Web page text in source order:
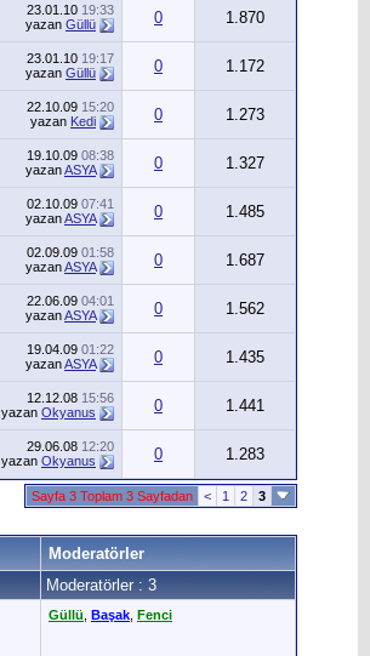
23.01.10 19:33
yazan Güllü 0 1.870
23.01.10 19:17
yazan Güllü 0 1.172
22.10.09 15:20
yazan Kedi 0 1.273
19.10.09 08:38
yazanASYA 0 1.327
02.10.09 07:41
yazanASYA 0 1.485
02.09.09 01:58
yazanASYA 0 1.687
22.06.09 04:01
yazanASYA 0 1.562
19.04.09 01:22
yazanASYA 0 1.435
12.12.08 15:56
yazan Okyanus 0 1.441
29.06.08 12:20
yazan Okyanus 0 1.283
Sayfa 3 Toplam 3 Sayfadan < 1 2 3
Moderatörler
Moderatörler : 3
Güllü Başak Fenci